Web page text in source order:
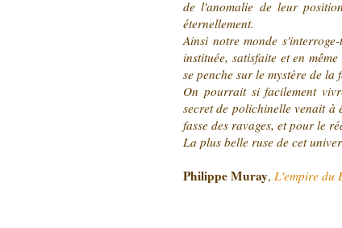
de l'anomalie de leur
éternellement.
Ainsi notre monde
instituée, satisfaite et en
se penche sur le mystère de la
On pourrait si facilement
secret de polichinelle venait à
fasse des ravages, et pour le
La plus belle ruse de cet
Philippe Muray, L'empire du